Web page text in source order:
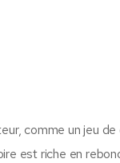
comme un jeu
est riche en